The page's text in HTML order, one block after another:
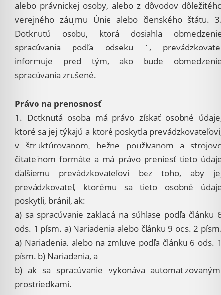
alebo právnickej osoby, alebo z dôvodov
verejného záujmu Únie alebo členského štátu.
Dotknutú osobu, ktorá dosiahla
spracúvania podľa odseku 1,
informuje pred tým, ako bude
spracúvania zrušené.
Právo na prenosnosť
1. Dotknutá osoba má právo získať osobné
ktoré sa jej týkajú a ktoré poskytla
v štruktúrovanom, bežne používanom a
čitateľnom formáte a má právo preniesť tieto
ďalšiemu prevádzkovateľovi bez toho, aby
prevádzkovateľ, ktorému sa tieto osobné
poskytli, bránil, ak:
a) sa spracúvanie zakladá na súhlase podľa článku
ods. 1 písm. a) Nariadenia alebo článku 9 ods. 2
a) Nariadenia, alebo na zmluve podľa článku 6 ods.
písm. b) Nariadenia, a
b) ak sa spracúvanie vykonáva
prostriedkami.